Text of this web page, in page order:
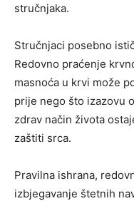
stručnjaka.
Stručnjaci posebno
Redovno praćenje
masnoća u krvi može
prije nego što izazovu
zdrav način života
zaštiti srca.
Pravilna ishrana,
izbjegavanje štetnih